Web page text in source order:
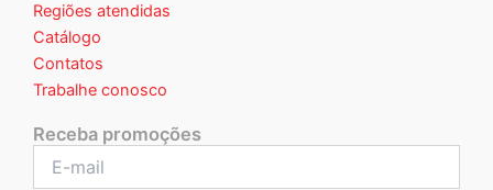
Regiões atendidas
Catálogo
Contatos
Trabalhe conosco
Receba promoções